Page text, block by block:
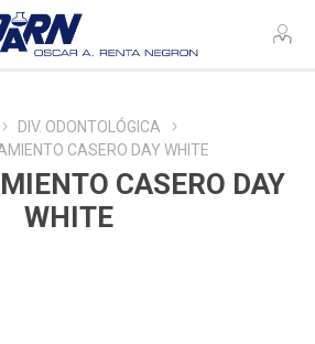
DIV. ODONTOLÓGICA
CASERO DAY WHITE
CASERO DAY
WHITE